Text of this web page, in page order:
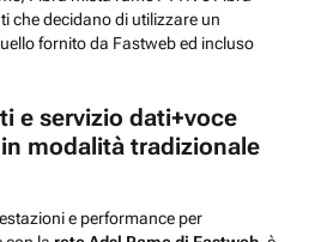
che decidano di utilizzare un
fornito da Fastweb ed incluso
e servizio dati+voce
modalità tradizionale
e performance per